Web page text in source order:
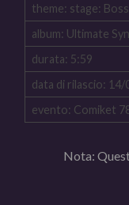
theme: stage:
album: Ultimate
durata: 5:59
data di rilascio: 14/
evento: Comiket
Nota: